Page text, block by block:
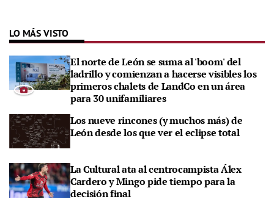
LO MÁS VISTO
El norte de León se suma al 'boom' del
ladrillo y comienzan a hacerse visibles los
primeros chalets de LandCo en un área
para 30 unifamiliares
Los nueve rincones (y muchos más) de
León desde los que ver el eclipse total
La Cultural ata al centrocampista Álex
Cardero y Mingo pide tiempo para la
decisión final